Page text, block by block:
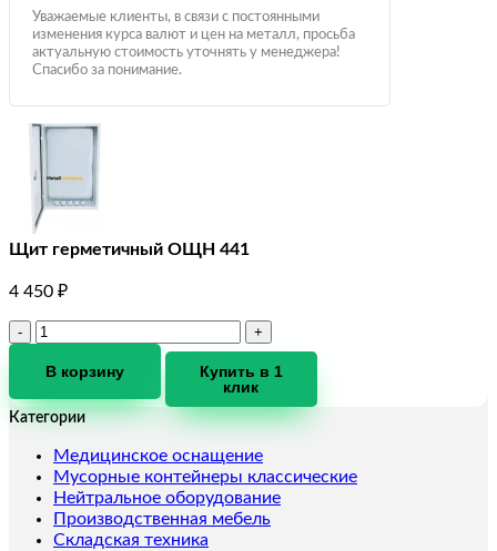
Уважаемые клиенты, в связи с постоянными
изменения курса валют и цен на металл, просьба
актуальную стоимость уточнять у менеджера!
Спасибо за понимание.
Щит герметичный ОЩН 441
4 450 ₽
Количество
Щит
ОЩН
В корзину
Купить в 1
клик
Категории
Медицинское оснащение
Мусорные контейнеры классические
Нейтральное оборудование
Производственная мебель
Складская техника